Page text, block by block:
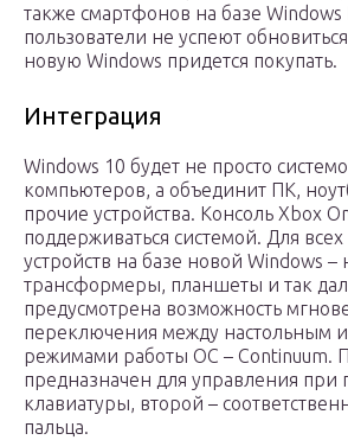
также смартфонов на базе Windows
пользователи не успеют
новую Windows придется покупать.
Интеграция
Windows 10 будет не просто
компьютеров, а объединит ПК,
прочие устройства. Консоль Xbox
поддерживаться системой. Для
устройств на базе новой Windows –
трансформеры, планшеты и так
предусмотрена возможность
переключения между настольным
режимами работы ОС – Continuum.
предназначен для управления
клавиатуры, второй –
пальца.